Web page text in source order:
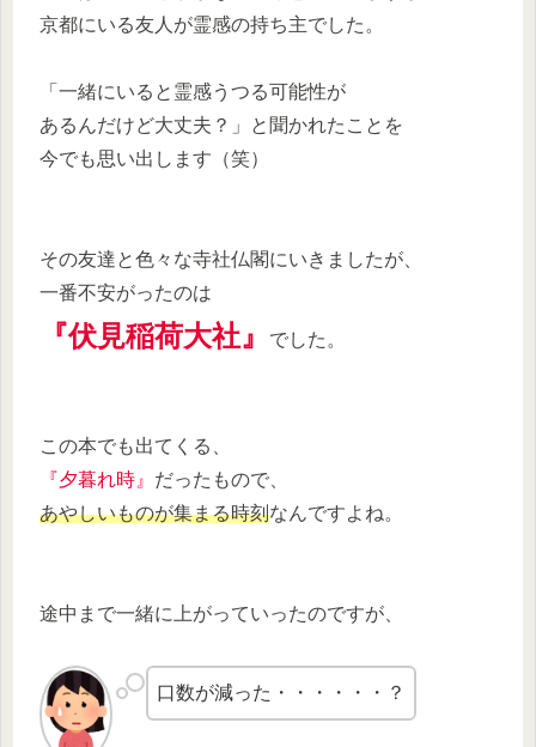
京都にいる友人が霊感の持ち主でした。
「一緒にいると霊感うつる可能性が
あるんだけど大丈夫？」と聞かれたことを
今でも思い出します（笑）
その友達と色々な寺社仏閣にいきましたが、
一番不安がったのは
『伏見稲荷大社』 でした。
この本でも出てくる、
『夕暮れ時』 だったもので、
あやしいものが集まる時刻なんですよね。
途中まで一緒に上がっていったのですが、
口数が減った・・・・・・？